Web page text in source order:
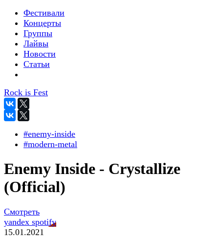
Фестивали
Концерты
Группы
Лайвы
Новости
Статьи
Rock is Fest
#enemy-inside
#modern-metal
Enemy Inside - Crystallize
(Official)
Смотреть
yandex spotify
15.01.2021